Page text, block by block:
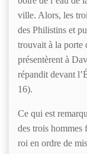
ville. Alors, les
des Philistins et
trouvait à la porte
présentèrent à
répandit devant
16).
Ce qui est
des trois hommes
roi en ordre de